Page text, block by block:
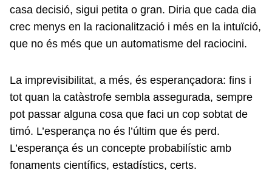
casa decisió, sigui petita o gran. Diria que cada dia
crec menys en la racionalització i més en la intuïció,
que no és més que un automatisme del raciocini.
La imprevisibilitat, a més, és esperançadora: fins i
tot quan la catàstrofe sembla assegurada, sempre
pot passar alguna cosa que faci un cop sobtat de
timó. L’esperança no és l’últim que és perd.
L’esperança és un concepte probabilístic amb
fonaments científics, estadístics, certs.